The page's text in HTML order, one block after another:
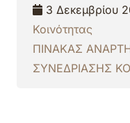
3 Δεκεμβρίου
Κοινότητας
ΠΙΝΑΚΑΣ
ΣΥΝΕΔΡΙΑΣΗΣ